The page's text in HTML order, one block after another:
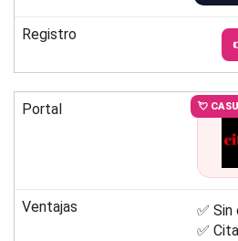
Registro
Portal 💘
Ventajas
✅
✅